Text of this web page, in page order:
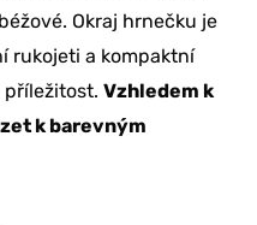
Okraj hrnečku je
rukojeti a kompaktní
příležitost. Vzhledem k
k barevným